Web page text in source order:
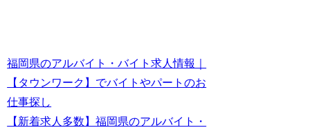
福岡県のアルバイト・バイト求人情報｜
【タウンワーク】でバイトやパートのお
仕事探し
【新着求人多数】福岡県のアルバイト・